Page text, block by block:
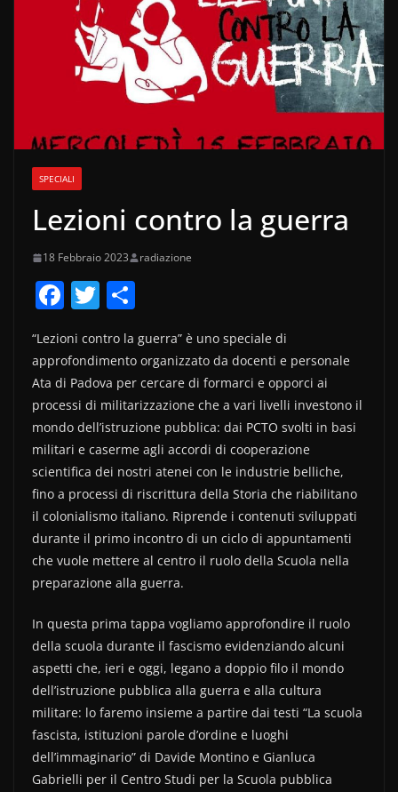
SPECIALI
Lezioni contro la guerra
18 Febbraio 2023 radiazione
F
a
c
e
b
o
o
k
T
itt
er
n
di
vi
di
“Lezioni contro la guerra” è uno speciale di
approfondimento organizzato da docenti e personale
Ata di Padova per cercare di formarci e opporci ai
processi di militarizzazione che a vari livelli investono il
mondo dell’istruzione pubblica: dai PCTO svolti in basi
militari e caserme agli accordi di cooperazione
scientifica dei nostri atenei con le industrie belliche,
fino a processi di riscrittura della Storia che riabilitano
il colonialismo italiano. Riprende i contenuti sviluppati
durante il primo incontro di un ciclo di appuntamenti
che vuole mettere al centro il ruolo della Scuola nella
preparazione alla guerra.
In questa prima tappa vogliamo approfondire il ruolo
della scuola durante il fascismo evidenziando alcuni
aspetti che, ieri e oggi, legano a doppio filo il mondo
dell’istruzione pubblica alla guerra e alla cultura
militare: lo faremo insieme a partire dai testi “La scuola
fascista, istituzioni parole d’ordine e luoghi
dell’immaginario” di Davide Montino e Gianluca
Gabrielli per il Centro Studi per la Scuola pubblica